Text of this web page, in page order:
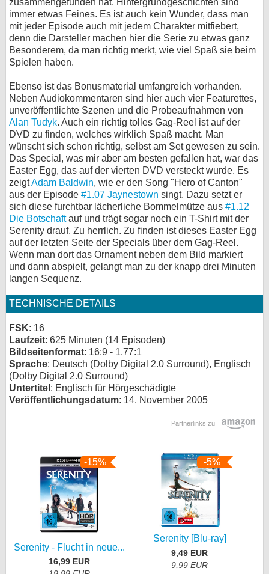
zusammengefunden hat. Hintergrundgeschichten sind
immer etwas Feines. Es ist auch kein Wunder, dass man
mit jeder Episode auch mit jedem Charakter mitfiebert,
denn die Darsteller machen hier die Serie zu etwas ganz
Besonderem, da man richtig merkt, wie viel Spaß sie beim
Spielen haben.
Ebenso ist das Bonusmaterial umfangreich vorhanden.
Neben Audiokommentaren sind hier auch vier Featurettes,
unveröffentlichte Szenen und die Probeaufnahmen von
Alan Tudyk. Auch ein richtig tolles Gag-Reel ist auf der
DVD zu finden, welches wirklich Spaß macht. Man
wünscht sich schon richtig, selbst am Set gewesen zu sein.
Das Special, was mir aber am besten gefallen hat, war das
Easter Egg, das auf der vierten DVD versteckt wurde. Es
zeigtAdam Baldwin, wie er den Song "Hero of Canton"
aus der Episode #1.07 Jaynestown singt. Dazu setzt er
sich diese furchtbar lächerliche Bommelmütze aus #1.12
Die Botschaftauf und trägt sogar noch ein T-Shirt mit der
Serenity drauf. Zu herrlich. Zu finden ist dieses Easter Egg
auf der letzten Seite der Specials über dem Gag-Reel.
Wenn man dort das Ornament neben dem Bild markiert
und dann abspielt, gelangt man zu der knapp drei Minuten
langen Sequenz.
TECHNISCHE DETAILS
FSK: 16
Laufzeit: 625 Minuten (14 Episoden)
Bildseitenformat: 16:9 - 1.77:1
Sprache: Deutsch (Dolby Digital 2.0 Surround), Englisch
(Dolby Digital 2.0 Surround)
Untertitel : Englisch für Hörgeschädigte
Veröffentlichungsdatum: 14. November 2005
Partnerlinks zu
-15%
Serenity - Flucht in neue...
16,99 EUR
-5%
Serenity [Blu-ray]
9,49 EUR
9,99 EUR